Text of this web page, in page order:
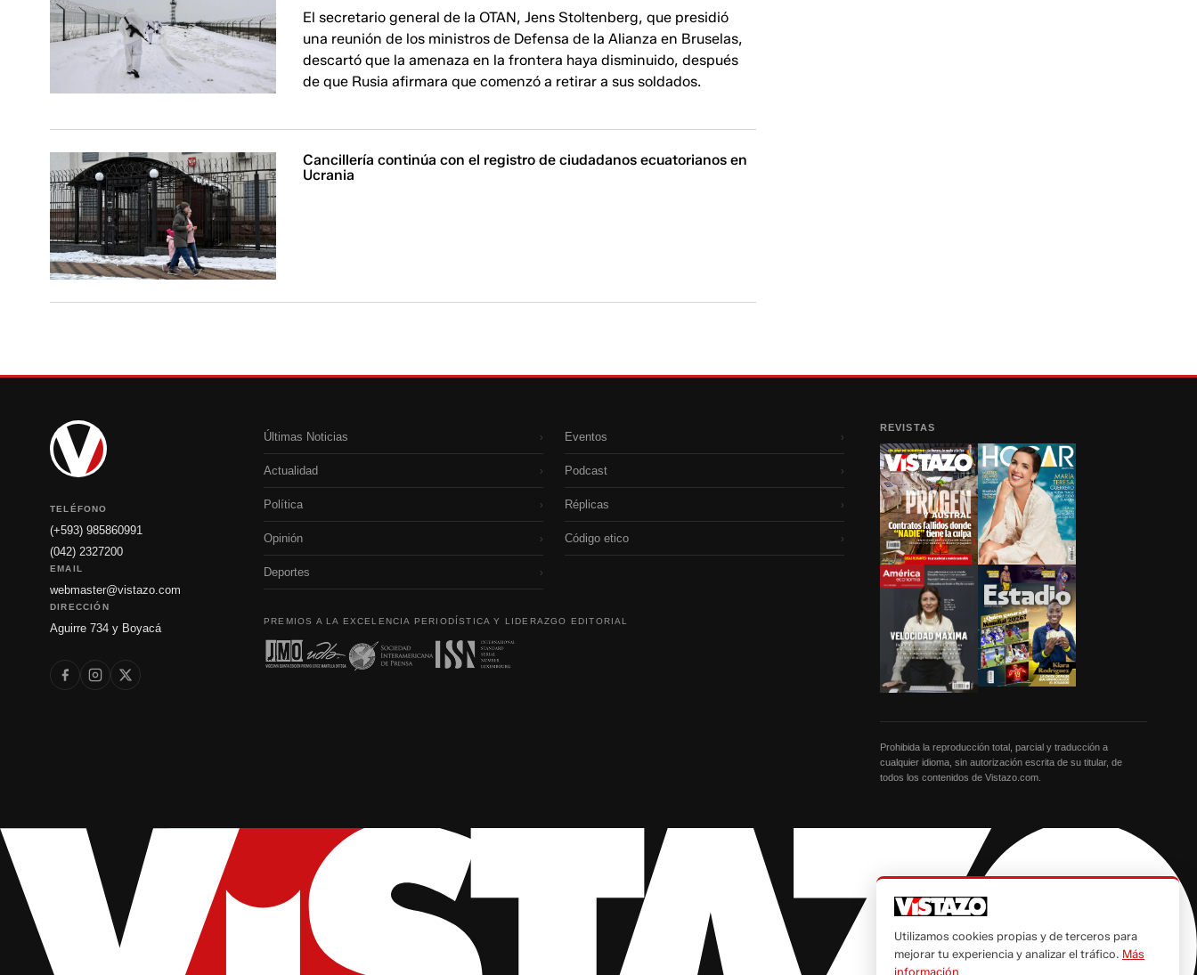
El secretario general de la OTAN, Jens Stoltenberg, que presidió
una reunión de los ministros de Defensa de la Alianza en Bruselas,
descartó que la amenaza en la frontera haya disminuido, después
de que Rusia afirmara que comenzó a retirar a sus soldados.
Cancillería continúa con el registro de ciudadanos ecuatorianos en
Ucrania
TELÉFONO
(+593) 985860991
(042) 2327200
EMAIL
webmaster@vistazo.com
DIRECCIÓN
Aguirre 734 y Boyacá
Últimas Noticias ›
Actualidad ›
Política ›
Opinión ›
Deportes ›
Eventos ›
Podcast ›
Réplicas ›
Código etico ›
PREMIOS A LA EXCELENCIA PERIODÍSTICA Y LIDERAZGO EDITORIAL
REVISTAS
Prohibida la reproducción total, parcial y traducción a
cualquier idioma, sin autorización escrita de su titular, de
todos los contenidos de Vistazo.com.
Utilizamos cookies propias y de terceros para
mejorar tu experiencia y analizar el tráfico. Más
información